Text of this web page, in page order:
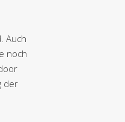
Auch
noch
der